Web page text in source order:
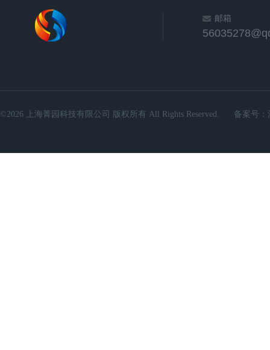
邮箱
©2026 上海菁园科技有限公司 版权所有 All Rights Reserved. 备案号：